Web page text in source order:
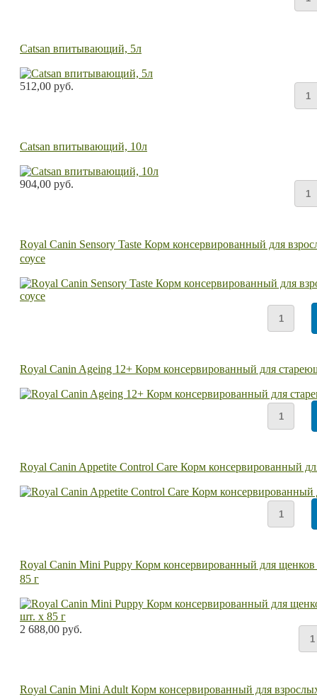
Catsan впитывающий, 5л
512,00 руб.
Catsan впитывающий, 10л
904,00 руб.
Royal Canin Sensory Taste Корм консервированный для
соусе
Royal Canin Ageing 12+ Корм консервированный для
Royal Canin Appetite Control Care Корм консервированный
Royal Canin Mini Puppy Корм консервированный для щенков
85 г
2 688,00 руб.
Royal Canin Mini Adult Корм консервированный для